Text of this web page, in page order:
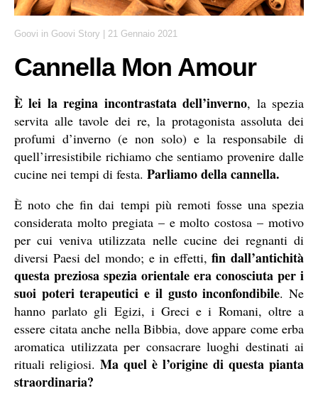
Goovi in Goovi Story 21 Gennaio 2021
Cannella Mon Amour
È lei la regina incontrastata dell’inverno, la spezia
servita alle tavole dei re, la protagonista assoluta dei
profumi d’inverno (e non solo) e la responsabile di
quell’irresistibile richiamo che sentiamo provenire dalle
cucine nei tempi di festa. Parliamo della cannella.
È noto che fin dai tempi più remoti fosse una spezia
considerata molto pregiata – e molto costosa – motivo
per cui veniva utilizzata nelle cucine dei regnanti di
diversi Paesi del mondo; e in effetti, fin dall’antichità
questa preziosa spezia orientale era conosciuta per i
suoi poteri terapeutici e il gusto inconfondibile. Ne
hanno parlato gli Egizi, i Greci e i Romani, oltre a
essere citata anche nella Bibbia, dove appare come erba
aromatica utilizzata per consacrare luoghi destinati ai
rituali religiosi. Ma quel è l’origine di questa pianta
straordinaria?